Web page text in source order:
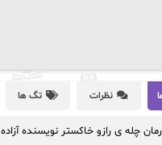
نظرات تگ ها
چله ی رازو خاکستر نویسنده آزاده